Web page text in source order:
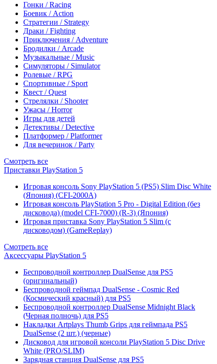
Гонки / Racing
Боевик / Action
Стратегии / Strategy
Драки / Fighting
Приключения / Adventure
Бродилки / Arcade
Музыкальные / Music
Симуляторы / Simulator
Ролевые / RPG
Спортивные / Sport
Квест / Quest
Стрелялки / Shooter
Ужасы / Horror
Игры для детей
Детективы / Detective
Платформер / Platformer
Для вечеринок / Party
Смотреть все
Приставки PlayStation 5
Игровая консоль Sony PlayStation 5 (PS5) Slim Disc White
(Япония) (CFI-2000A)
Игровая консоль PlayStation 5 Pro - Digital Edition (без
дисковода) (model CFI-7000) (R-3) (Япония)
Игровая приставка Sony PlayStation 5 Slim (с
дисководом) (GameReplay)
Смотреть все
Аксессуары PlayStation 5
Беспроводной контроллер DualSense для PS5
(оригинальный)
Беспроводной геймпад DualSense - Cosmic Red
(Космический красный) для PS5
Беспроводной контроллер DualSense Midnight Black
(Черная полночь) для PS5
Накладки Artplays Thumb Grips для геймпада PS5
DualSense (2 шт.) (черные)
Дисковод для игровой консоли PlayStation 5 Disc Drive
White (PRO/SLIM)
Зарядная станция DualSense для PS5